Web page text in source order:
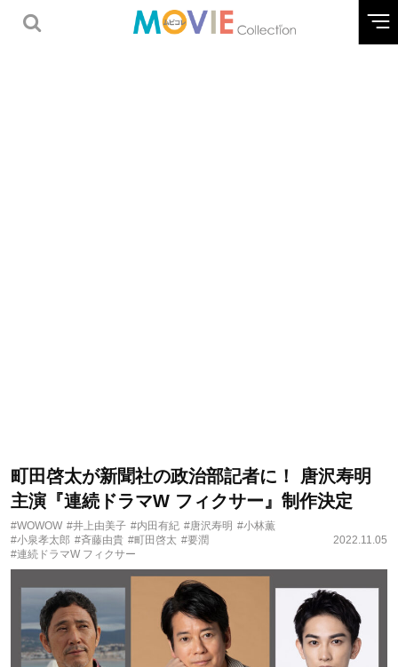
町田啓太が新聞社の政治部記者に！ 唐沢寿明
主演『連続ドラマW フィクサー』制作決定
#WOWOW #井上由美子 #内田有紀 #唐沢寿明 #小林薫
#小泉孝太郎 #斉藤由貴 #町田啓太 #要潤
#連続ドラマW フィクサー
2022.11.05